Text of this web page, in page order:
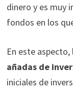
dinero y es muy
fondos en los
En este
añadas de
iniciales de